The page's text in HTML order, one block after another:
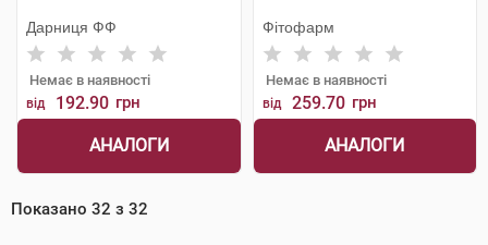
Дарниця ФФ
Немає в наявності
від 192.90 грн
АНАЛОГИ
Фітофарм
Немає в наявності
від 259.70 грн
АНАЛОГИ
Показано 32 з 32